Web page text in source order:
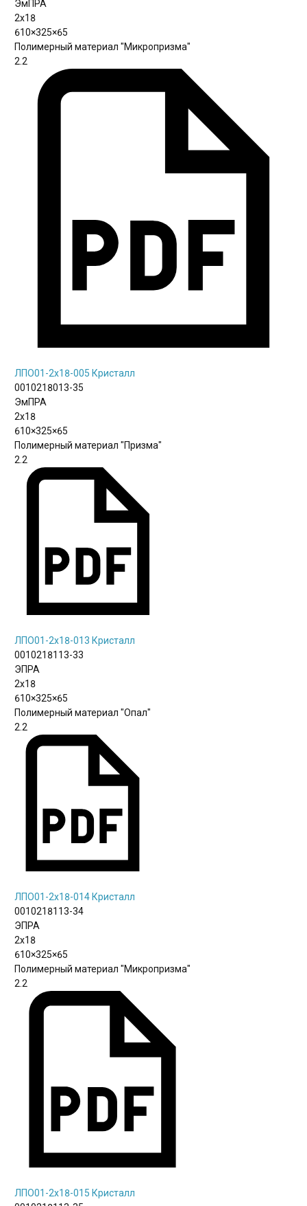
ЭмПРА
2х18
610×325×65
Полимерный материал "Микропризма"
2.2
ЛПО01-2х18-005 Кристалл
0010218013-35
ЭмПРА
2х18
610×325×65
Полимерный материал "Призма"
2.2
ЛПО01-2х18-013 Кристалл
0010218113-33
ЭПРА
2х18
610×325×65
Полимерный материал "Опал"
2.2
ЛПО01-2х18-014 Кристалл
0010218113-34
ЭПРА
2х18
610×325×65
Полимерный материал "Микропризма"
2.2
ЛПО01-2х18-015 Кристалл